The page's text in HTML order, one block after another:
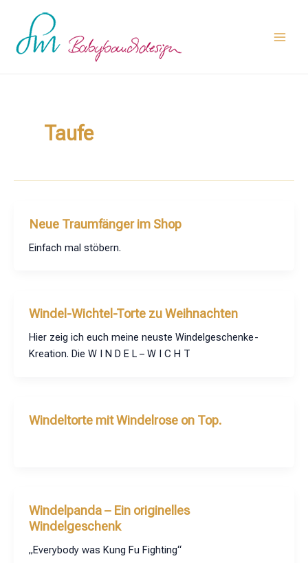
springen
Taufe
Neue Traumfänger im Shop
Einfach mal stöbern.
Windel-Wichtel-Torte zu Weihnachten
Hier zeig ich euch meine neuste Windelgeschenke-
Kreation. Die W I N D E L – W I C H T
Windeltorte mit Windelrose on Top.
Windelpanda – Ein originelles
Windelgeschenk
„Everybody was Kung Fu Fighting“